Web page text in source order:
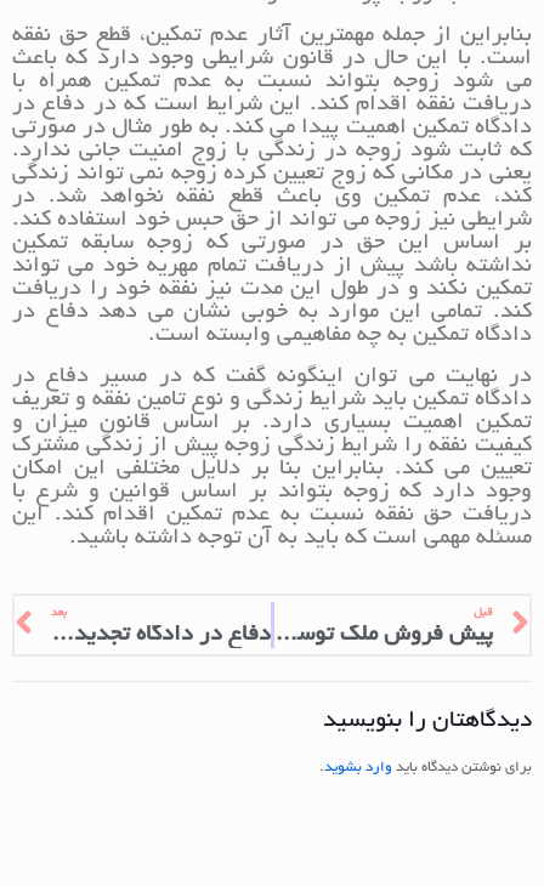
بنابراین از جمله مهمترین آثار عدم تمکین، قطع حق نفقه
است. با این حال در قانون شرایطی وجود دارد که باعث
می شود زوجه بتواند نسبت به عدم تمکین همراه با
دریافت نفقه اقدام کند. این شرایط است که در دفاع در
دادگاه تمکین اهمیت پیدا می کند. به طور مثال در صورتی
که ثابت شود زوجه در زندگی با زوج امنیت جانی ندارد.
یعنی در مکانی که زوج تعیین کرده زوجه نمی تواند زندگی
کند، عدم تمکین وی باعث قطع نفقه نخواهد شد. در
شرایطی نیز زوجه می تواند از حق حبس خود استفاده کند.
بر اساس این حق در صورتی که زوجه سابقه تمکین
نداشته باشد پیش از دریافت تمام مهریه خود می تواند
تمکین نکند و در طول این مدت نیز نفقه خود را دریافت
کند. تمامی این موارد به خوبی نشان می دهد دفاع در
دادگاه تمکین به چه مفاهیمی وابسته است.
در نهایت می توان اینگونه گفت که در مسیر دفاع در
دادگاه تمکین باید شرایط زندگی و نوع تامین نفقه و تعریف
تمکین اهمیت بسیاری دارد. بر اساس قانون میزان و
کیفیت نفقه را شرایط زندگی زوجه پیش از زندگی مشترک
تعیین می کند. بنابراین بنا بر دلایل مختلفی این امکان
وجود دارد که زوجه بتواند بر اساس قوانین و شرع با
دریافت حق نفقه نسبت به عدم تمکین اقدام کند. این
مسئله مهمی است که باید به آن توجه داشته باشید.
قبل
پیش فروش ملک توسط سازنده بدون اجازه مالک
بعد
دفاع در دادگاه تجدید نظر
دیدگاهتان را بنویسید
برای نوشتن دیدگاه باید وارد بشوید.